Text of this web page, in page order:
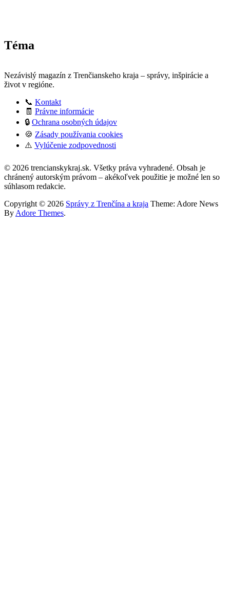
Téma
Nezávislý magazín z Trenčianskeho kraja – správy, inšpirácie a
život v regióne.
📞 Kontakt
🧾 Právne informácie
🔒 Ochrana osobných údajov
🍪 Zásady používania cookies
⚠️ Vylúčenie zodpovednosti
:
Ako
správne
stacionárny
bicykel
© 2026 trencianskykraj.sk. Všetky práva vyhradené. Obsah je
chránený autorským právom – akékoľvek použitie je možné len so
súhlasom redakcie.
Copyright © 2026 Správy z Trenčína a kraja Theme: Adore News
By Adore Themes.